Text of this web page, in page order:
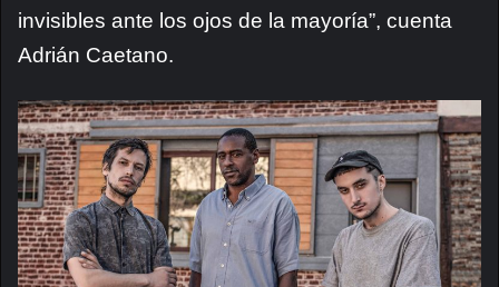
invisibles ante los ojos de la mayoría”, cuenta
Adrián Caetano.